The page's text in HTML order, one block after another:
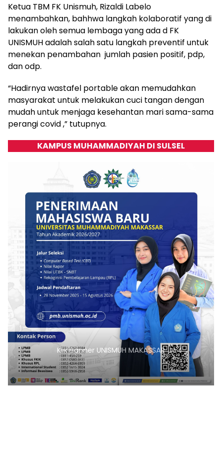
Ketua TBM FK Unismuh, Rizaldi Labelo
menambahkan, bahhwa langkah kolaboratif yang di
lakukan oleh semua lembaga yang ada d FK
UNISMUH adalah salah satu langkah preventif untuk
menekan penambahan jumlah pasien positif, pdp,
dan odp.
“Hadirnya wastafel portable akan memudahkan
masyarakat untuk melakukan cuci tangan dengan
mudah untuk menjaga kesehantan mari sama-sama
perangi covid ,” tutupnya.
KAMPUS MUHAMMADIYAH DI SULSEL
Klik Banner UNISMUH MAKASSAR